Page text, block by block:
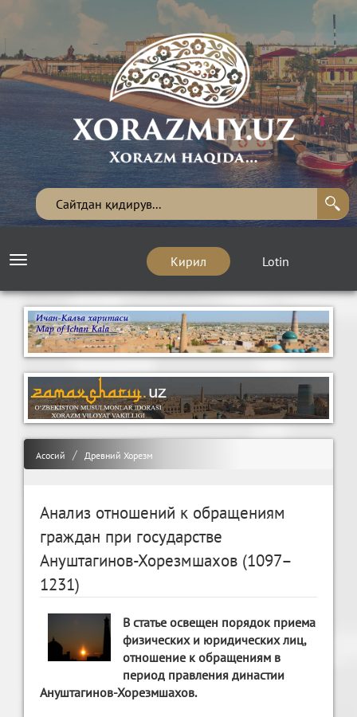
Кирил Lotin
Toggle
Асосий Древний Хорезм
Анализ отношений к обращениям
граждан при государстве
Ануштагинов-Хорезмшахов (1097–
1231)
В статье освещен порядок приема
физических и юридических лиц,
отношение к обращениям в
период правления династии
Ануштагинов-Хорезмшахов.